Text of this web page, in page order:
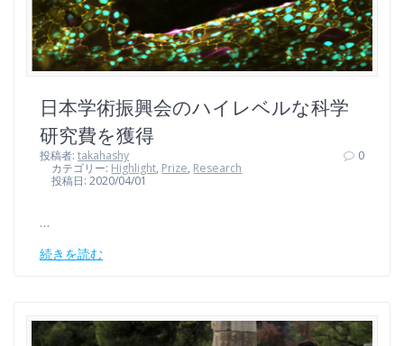
日本学術振興会のハイレベルな科学
研究費を獲得
投稿者: takahashy
カテゴリー: Highlight, Prize, Research
投稿日: 2020/04/01
0
…
続きを読む